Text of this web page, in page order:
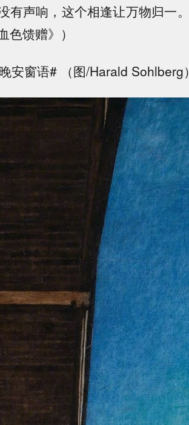
有声响，这个相逢让万物归一
色馈赠》）
安窗语# （图/Harald Sohlberg）